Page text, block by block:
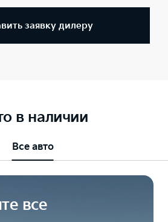
заявку дилеру
в наличии
Все авто
все